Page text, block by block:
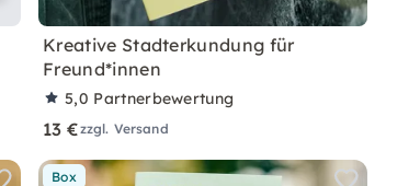
Kreative Stadterkundung für
Freund*innen
5,0 Partnerbewertung
13 €zzgl. Versand
Box